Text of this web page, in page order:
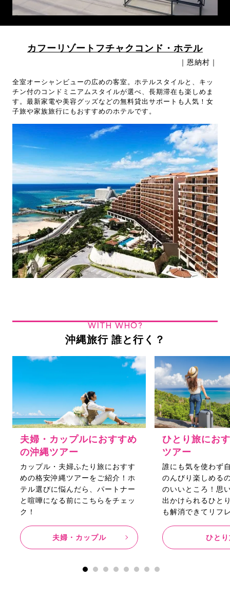
カフーリゾートフチャクコンド・ホテル
｜恩納村｜
全室オーシャンビューの広めの客室。ホテルスタイルと、キッ
チン付のコンドミニアムスタイルが選べ、長期滞在も楽しめま
す。最新家電や美容グッズなどの無料貸出サポートも人気！女
子旅や家族旅行にもおすすめのホテルです。
WITH WHO?
沖縄旅行 誰と行く？
夫婦・カップルにおすすめ
の沖縄ツアー
カップル・夫婦ふたり旅におすす
めの格安沖縄ツアーをご紹介！ホ
テル選びに悩んだら、パートナー
と喧嘩になる前にこちらをチェッ
ク！
夫婦・カップル
ひとり旅にお
ツアー
誰にも気を使わず
のんびり楽しめる
のいいところ！思
出かけられるひと
も解消できてリフ
ひと